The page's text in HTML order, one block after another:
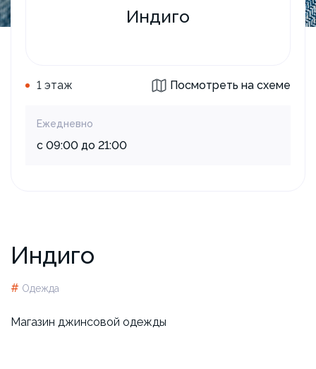
Индиго
# Одежда
Магазин джинсовой одежды
Индиго
1 этаж Посмотреть на схеме
Ежедневно
с 09:00 до 21:00